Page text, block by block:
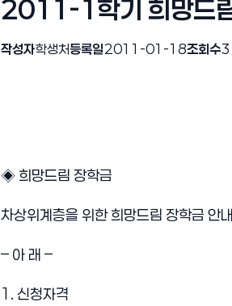
2011-1학기 희망드
작성자학생처등록일2011-01-18조회수
◈ 희망드림 장학금
차상위계층을 위한 희망드림 장학금 안
– 아 래 –
1. 신청자격